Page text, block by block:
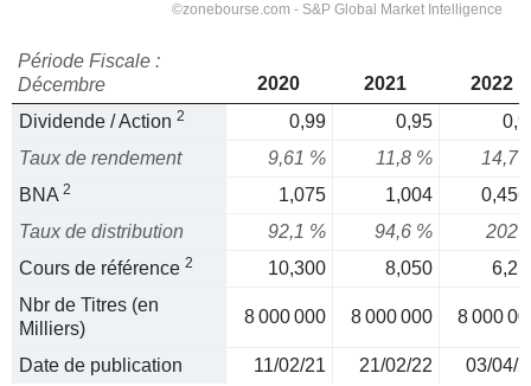
Période Fiscale :
Décembre
2020 2021
2022
Dividende / Action 2 0,99 0,95
Taux de rendement
9,61 % 11,8 %
14,7
BNA 2 1,075 1,004
Taux de distribution
92,1 % 94,6 %
202
Cours de référence 2 10,300 8,050
Nbr de Titres (en
Milliers)
8 000 000 8 000 000 8 000
Date de publication 11/02/21 21/02/22 03/04/